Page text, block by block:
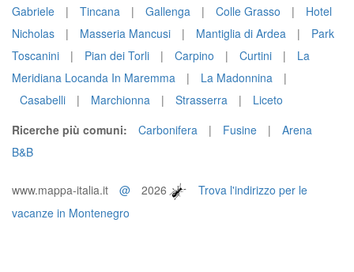
Gabriele
| Tincana | Gallenga | Colle Grasso |
Hotel
Nicholas
| Masseria Mancusi | Mantiglia di Ardea |
Park
Toscanini
| Pian dei Torli | Carpino | Curtini |
La
Meridiana Locanda In Maremma
| La Madonnina
|
Casabelli
| Marchionna | Strasserra |
Liceto
Ricerche più comuni:
Carbonifera | Fusine |
Arena
B&B
www.mappa-italia.it @ 2026
Trova l'indirizzo per le
vacanze in Montenegro